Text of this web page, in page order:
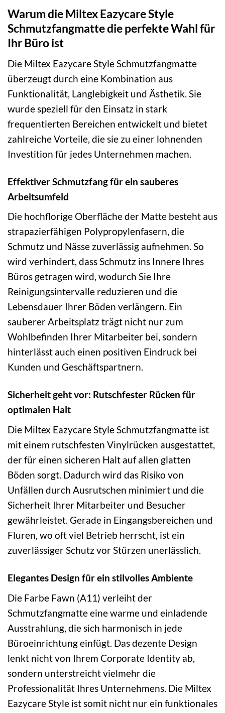
Warum die Miltex Eazycare Style
Schmutzfangmatte die perfekte Wahl für
Ihr Büro ist
Die Miltex Eazycare Style Schmutzfangmatte
überzeugt durch eine Kombination aus
Funktionalität, Langlebigkeit und Ästhetik. Sie
wurde speziell für den Einsatz in stark
frequentierten Bereichen entwickelt und bietet
zahlreiche Vorteile, die sie zu einer lohnenden
Investition für jedes Unternehmen machen.
Effektiver Schmutzfang für ein sauberes
Arbeitsumfeld
Die hochflorige Oberfläche der Matte besteht aus
strapazierfähigen Polypropylenfasern, die
Schmutz und Nässe zuverlässig aufnehmen. So
wird verhindert, dass Schmutz ins Innere Ihres
Büros getragen wird, wodurch Sie Ihre
Reinigungsintervalle reduzieren und die
Lebensdauer Ihrer Böden verlängern. Ein
sauberer Arbeitsplatz trägt nicht nur zum
Wohlbefinden Ihrer Mitarbeiter bei, sondern
hinterlässt auch einen positiven Eindruck bei
Kunden und Geschäftspartnern.
Sicherheit geht vor: Rutschfester Rücken für
optimalen Halt
Die Miltex Eazycare Style Schmutzfangmatte ist
mit einem rutschfesten Vinylrücken ausgestattet,
der für einen sicheren Halt auf allen glatten
Böden sorgt. Dadurch wird das Risiko von
Unfällen durch Ausrutschen minimiert und die
Sicherheit Ihrer Mitarbeiter und Besucher
gewährleistet. Gerade in Eingangsbereichen und
Fluren, wo oft viel Betrieb herrscht, ist ein
zuverlässiger Schutz vor Stürzen unerlässlich.
Elegantes Design für ein stilvolles Ambiente
Die Farbe Fawn (A11) verleiht der
Schmutzfangmatte eine warme und einladende
Ausstrahlung, die sich harmonisch in jede
Büroeinrichtung einfügt. Das dezente Design
lenkt nicht von Ihrem Corporate Identity ab,
sondern unterstreicht vielmehr die
Professionalität Ihres Unternehmens. Die Miltex
Eazycare Style ist somit nicht nur ein funktionales